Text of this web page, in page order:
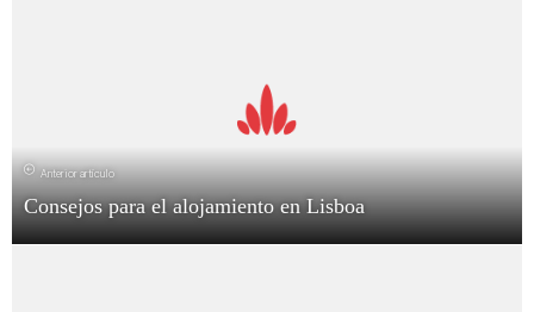
Anterior artículo
Consejos para el alojamiento en Lisboa